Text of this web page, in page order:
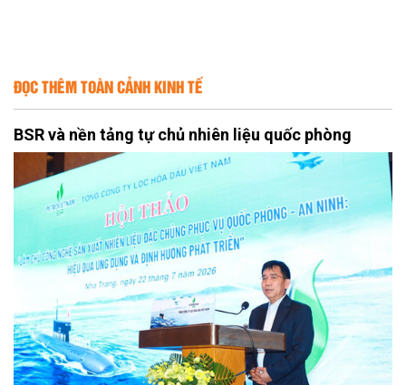
ĐỌC THÊM TOÀN CẢNH KINH TẾ
BSR và nền tảng tự chủ nhiên liệu quốc phòng